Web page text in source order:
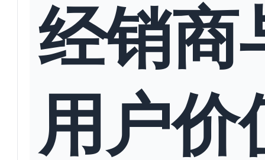
经销商
用户价